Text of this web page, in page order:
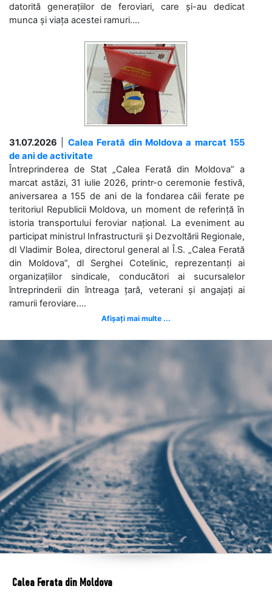
datorită generațiilor de feroviari, care și-au dedicat
munca și viața acestei ramuri....
31.07.2026
Calea Ferată din Moldova a marcat 155
de ani de activitate
Întreprinderea de Stat „Calea Ferată din Moldova” a
marcat astăzi, 31 iulie 2026, printr-o ceremonie festivă,
aniversarea a 155 de ani de la fondarea căii ferate pe
teritoriul Republicii Moldova, un moment de referință în
istoria transportului feroviar național. La eveniment au
participat ministrul Infrastructurii și Dezvoltării Regionale,
dl Vladimir Bolea, directorul general al Î.S. „Calea Ferată
din Moldova”, dl Serghei Cotelinic, reprezentanți ai
organizațiilor sindicale, conducători ai sucursalelor
întreprinderii din întreaga țară, veterani și angajați ai
ramurii feroviare....
Afișați mai multe ...
Calea Ferata din Moldova